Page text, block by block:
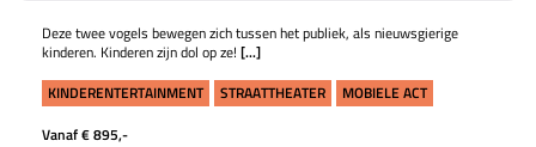
Deze twee vogels bewegen zich tussen het publiek, als nieuwsgierige
kinderen. Kinderen zijn dol op ze! [...]
KINDERENTERTAINMENT
STRAATTHEATER
MOBIELE ACT
Vanaf € 895,-